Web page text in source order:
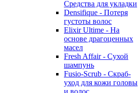
Средства для укладки
Densifique - Потеря
густоты волос
Elixir Ultime - На
основе драгоценных
масел
Fresh Affair - Сухой
шампунь
Fusio-Scrub - Скраб-
уход для кожи головы
и волос